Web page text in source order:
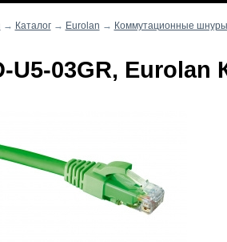
→ Каталог→ Eurolan → Коммутационные шнуры
U5-03GR,